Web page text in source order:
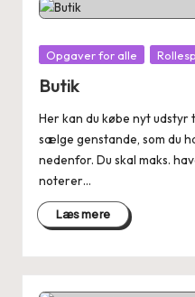
Posted
Opgaver for alle
Butik
Her kan du købe nyt udstyr
sælge genstande, som du
nedenfor. Du skal maks.
noterer…
Læs mere